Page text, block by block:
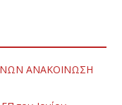
ΑΝΑΚΟΙΝΩΣΗ